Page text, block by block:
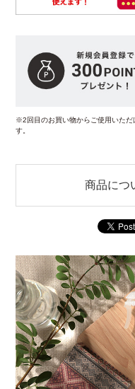
※2回目のお買い物からご使用いただ
す。
商品につ